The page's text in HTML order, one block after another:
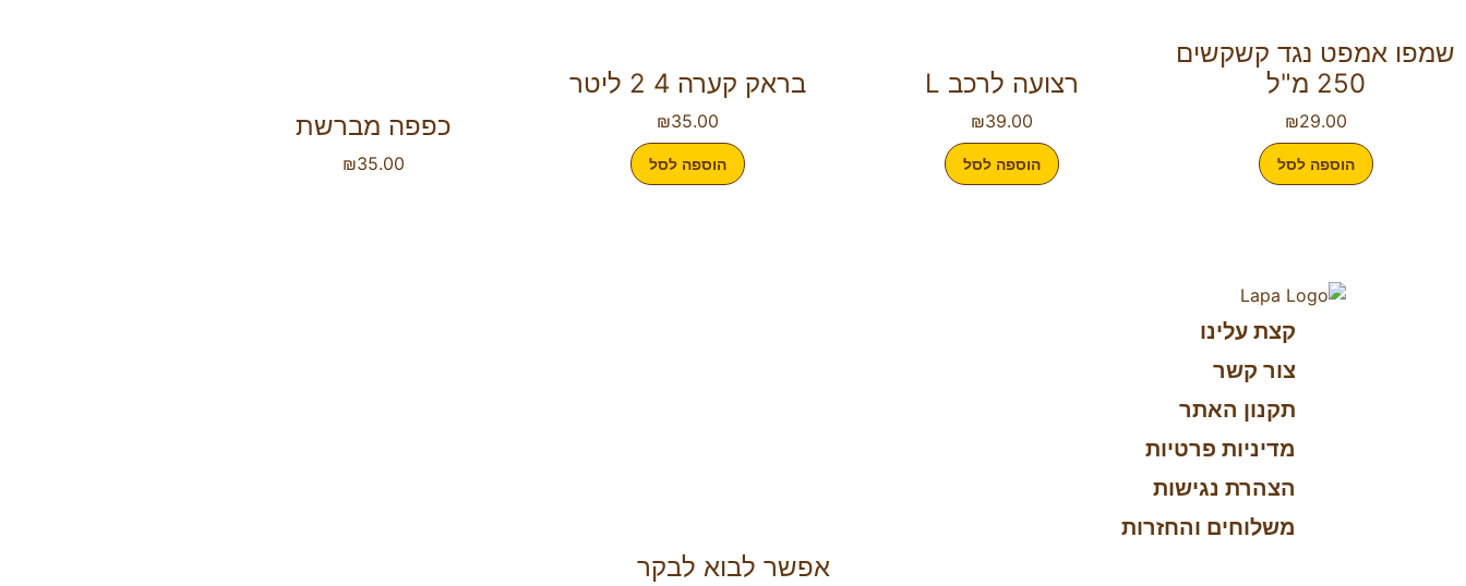
שמפו אמפט נגד קשקשים
250 מ"ל
₪29.00
הוספה לסל
רצועה לרכב L
₪39.00
הוספה לסל
בראק קערה 4 2 ליטר
₪35.00
הוספה לסל
כפפה מברשת
₪35.00
קצת עלינו
צור קשר
תקנון האתר
מדיניות פרטיות
הצהרת נגישות
משלוחים והחזרות
אפשר לבוא לבקר